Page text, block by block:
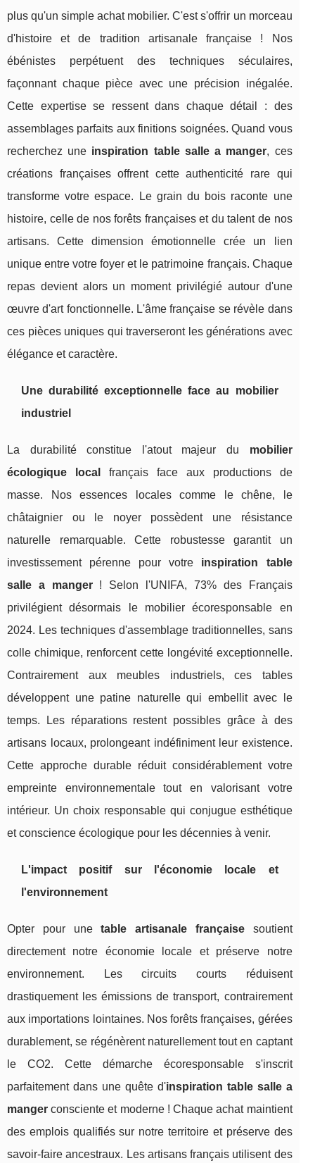
plus qu'un simple achat mobilier. C'est s'offrir un morceau
d'histoire et de tradition artisanale française ! Nos
ébénistes perpétuent des techniques séculaires,
façonnant chaque pièce avec une précision inégalée.
Cette expertise se ressent dans chaque détail : des
assemblages parfaits aux finitions soignées. Quand vous
recherchez une inspiration table salle a manger, ces
créations françaises offrent cette authenticité rare qui
transforme votre espace. Le grain du bois raconte une
histoire, celle de nos forêts françaises et du talent de nos
artisans. Cette dimension émotionnelle crée un lien
unique entre votre foyer et le patrimoine français. Chaque
repas devient alors un moment privilégié autour d'une
œuvre d'art fonctionnelle. L'âme française se révèle dans
ces pièces uniques qui traverseront les générations avec
élégance et caractère.
Une durabilité exceptionnelle face au mobilier
industriel
La durabilité constitue l'atout majeur du mobilier
écologique local
français face aux productions de
masse. Nos essences locales comme le chêne, le
châtaignier ou le noyer possèdent une résistance
naturelle remarquable. Cette robustesse garantit un
investissement pérenne pour votre inspiration table
salle a manger! Selon l'UNIFA, 73% des Français
privilégient désormais le mobilier écoresponsable en
2024. Les techniques d'assemblage traditionnelles, sans
colle chimique, renforcent cette longévité exceptionnelle.
Contrairement aux meubles industriels, ces tables
développent une patine naturelle qui embellit avec le
temps. Les réparations restent possibles grâce à des
artisans locaux, prolongeant indéfiniment leur existence.
Cette approche durable réduit considérablement votre
empreinte environnementale tout en valorisant votre
intérieur. Un choix responsable qui conjugue esthétique
et conscience écologique pour les décennies à venir.
L'impact positif sur l'économie locale et
l'environnement
Opter pour unetable artisanale françaisesoutient
directement notre économie locale et préserve notre
environnement. Les circuits courts réduisent
drastiquement les émissions de transport, contrairement
aux importations lointaines. Nos forêts françaises, gérées
durablement, se régénèrent naturellement tout en captant
le CO2. Cette démarche écoresponsable s'inscrit
parfaitement dans une quête d'inspiration table salle a
manger consciente et moderne ! Chaque achat maintient
des emplois qualifiés sur notre territoire et préserve des
savoir-faire ancestraux. Les artisans français utilisent des